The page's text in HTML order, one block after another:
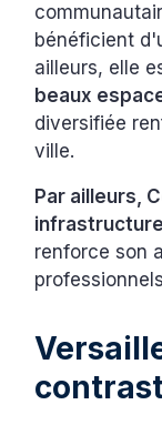
bénéficient
ailleurs, elle
beaux
diversifiée
ville.
Par ailleurs,
renforce son